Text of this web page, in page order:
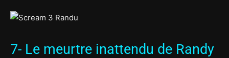
7- Le meurtre inattendu de Randy